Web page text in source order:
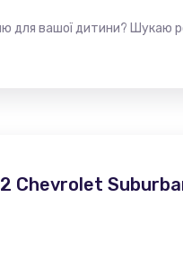
для вашої дитини? Шукаю
Chevrolet